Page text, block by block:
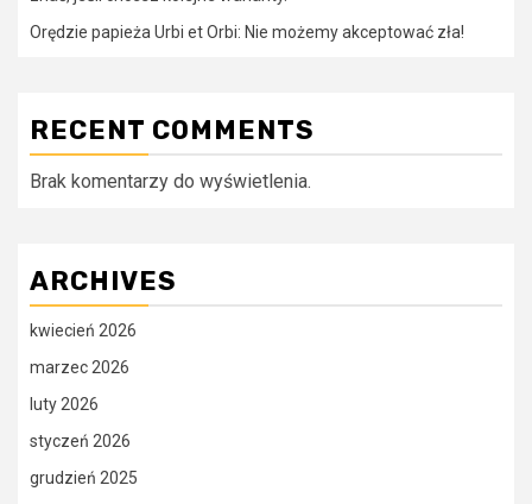
Orędzie papieża Urbi et Orbi: Nie możemy akceptować zła!
RECENT COMMENTS
Brak komentarzy do wyświetlenia.
ARCHIVES
kwiecień 2026
marzec 2026
luty 2026
styczeń 2026
grudzień 2025